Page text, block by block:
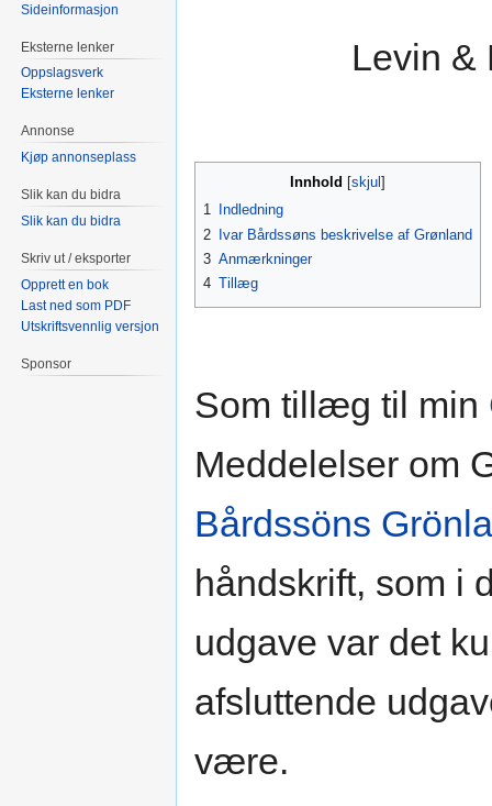
Levin &
Innhold
1
Indledning
2
Ivar Bårdssøns beskrivelse af Grønland
3 Anmærkninger
4 Tillæg
Som tillæg til min
Meddelelser om
Bårdssöns
håndskrift, som i
udgave var det
afsluttende
være.
Sideinformasjon
Eksterne lenker
Oppslagsverk
Eksterne lenker
Annonse
Kjøp annonseplass
Slik kan du bidra
Slik kan du bidra
Skriv ut / eksporter
Opprett en bok
Last ned som PDF
Utskriftsvennlig versjon
Sponsor